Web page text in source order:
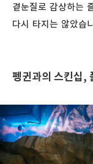
곁눈질로 감상하는
다시 타지는 않았습
펭귄과의 스킨십